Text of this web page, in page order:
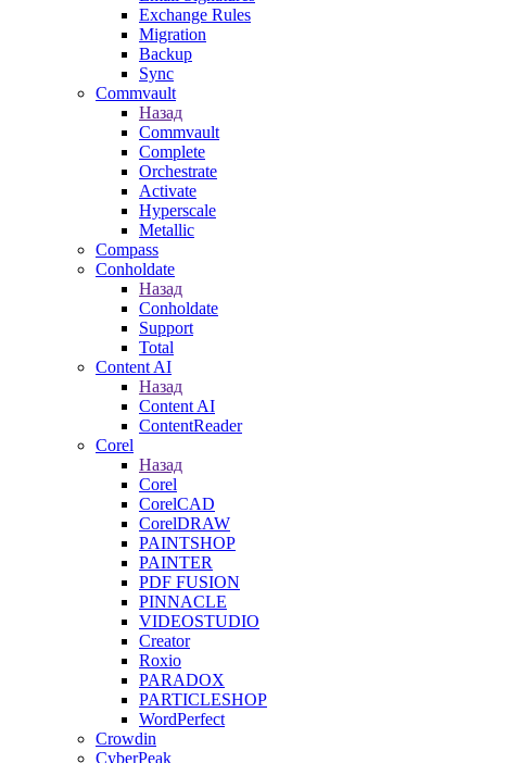
Exchange Rules
Migration
Backup
Sync
Commvault
Назад
Commvault
Complete
Orchestrate
Activate
Hyperscale
Metallic
Compass
Conholdate
Назад
Conholdate
Support
Total
Content AI
Назад
Content AI
ContentReader
Corel
Назад
Corel
CorelCAD
CorelDRAW
PAINTSHOP
PAINTER
PDF FUSION
PINNACLE
VIDEOSTUDIO
Creator
Roxio
PARADOX
PARTICLESHOP
WordPerfect
Crowdin
CyberPeak